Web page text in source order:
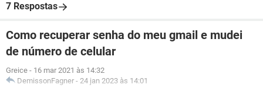
7 Respostas
Como recuperar senha do meu gmail e mudei
de número de celular
Greice - 16 mar 2021 às 14:32
DemissonFagner - 24 jan 2023 às 14:01